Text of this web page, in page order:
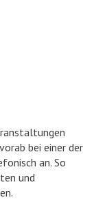
bei einer der
an. So
und